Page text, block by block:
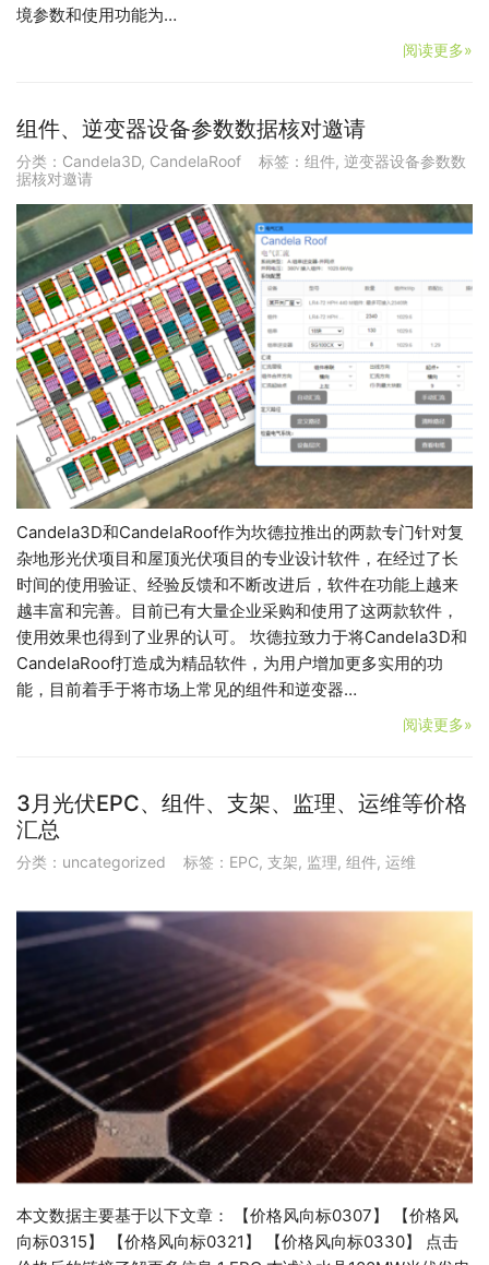
境参数和使用功能为…
阅读更多»
组件、逆变器设备参数数据核对邀请
分类： Candela3D, CandelaRoof 标签： 组件, 逆变器设备参数数
据核对邀请
Candela3D和CandelaRoof作为坎德拉推出的两款专门针对复
杂地形光伏项目和屋顶光伏项目的专业设计软件，在经过了长
时间的使用验证、经验反馈和不断改进后，软件在功能上越来
越丰富和完善。目前已有大量企业采购和使用了这两款软件，
使用效果也得到了业界的认可。 坎德拉致力于将Candela3D和
CandelaRoof打造成为精品软件，为用户增加更多实用的功
能，目前着手于将市场上常见的组件和逆变器…
阅读更多»
3月光伏EPC、组件、支架、监理、运维等价格
汇总
分类： uncategorized 标签： EPC, 支架, 监理, 组件, 运维
本文数据主要基于以下文章： 【价格风向标0307】 【价格风
向标0315】 【价格风向标0321】 【价格风向标0330】 点击